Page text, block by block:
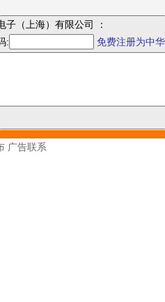
（上海）有限公司 ：
: 免费注册为中
广告联系